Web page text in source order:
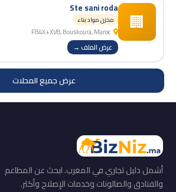
🏢
Ste sani roda
مخزن مواد بناء
عرض الملف →
عرض جميع المحلات
أشمل دليل تجاري في المغرب. ابحث عن المطاعم
والفنادق والصالونات وخدمات الإصلاح وأكثر.